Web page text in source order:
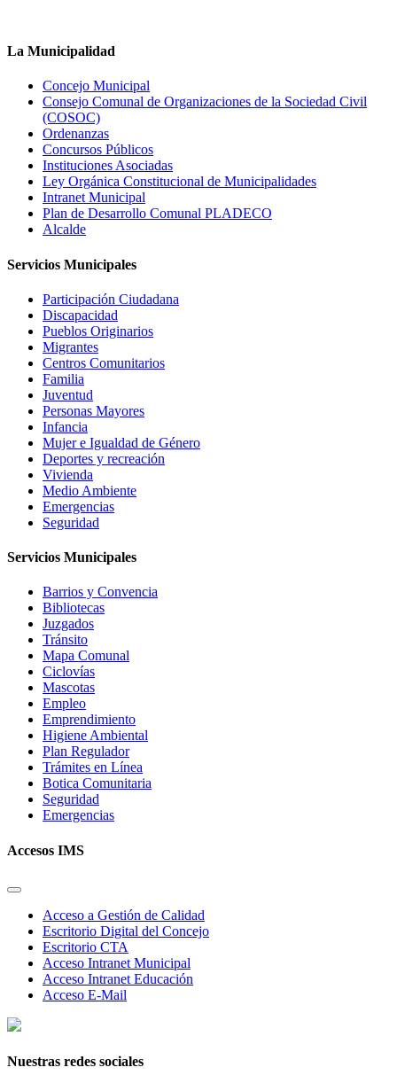
La Municipalidad
Concejo Municipal
Consejo Comunal de Organizaciones de la Sociedad Civil
(COSOC)
Ordenanzas
Concursos Públicos
Instituciones Asociadas
Ley Orgánica Constitucional de Municipalidades
Intranet Municipal
Plan de Desarrollo Comunal PLADECO
Alcalde
Servicios Municipales
Participación Ciudadana
Discapacidad
Pueblos Originarios
Migrantes
Centros Comunitarios
Familia
Juventud
Personas Mayores
Infancia
Mujer e Igualdad de Género
Deportes y recreación
Vivienda
Medio Ambiente
Emergencias
Seguridad
Servicios Municipales
Barrios y Convencia
Bibliotecas
Juzgados
Tránsito
Mapa Comunal
Ciclovías
Mascotas
Empleo
Emprendimiento
Higiene Ambiental
Plan Regulador
Trámites en Línea
Botica Comunitaria
Seguridad
Emergencias
Accesos IMS
Acceso a Gestión de Calidad
Escritorio Digital del Concejo
Escritorio CTA
Acceso Intranet Municipal
Acceso Intranet Educación
Acceso E-Mail
Nuestras redes sociales